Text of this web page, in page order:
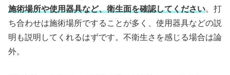
施術場所や使用器具など、衛生面を確認してください。打
ち合わせは施術場所ですることが多く、使用器具などの説
明も説明してくれるはずです。不衛生さを感じる場合は論
外。